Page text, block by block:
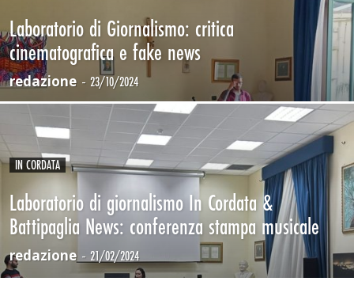
Laboratorio di Giornalismo: critica
cinematografica e fake news
redazione - 23/10/2024
IN CORDATA
Laboratorio di giornalismo In Cordata &
Battipaglia News: conferenza stampa musicale
redazione - 21/02/2024